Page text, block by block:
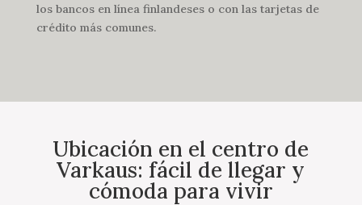
los bancos en línea finlandeses o con las tarjetas de
crédito más comunes.
Ubicación en el centro de
Varkaus: fácil de llegar y
cómoda para vivir